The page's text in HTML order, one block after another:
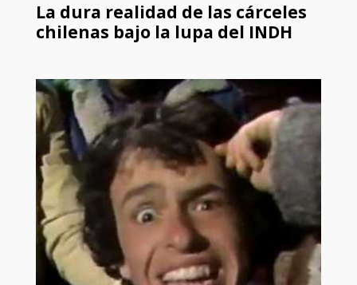
La dura realidad de las cárceles
chilenas bajo la lupa del INDH